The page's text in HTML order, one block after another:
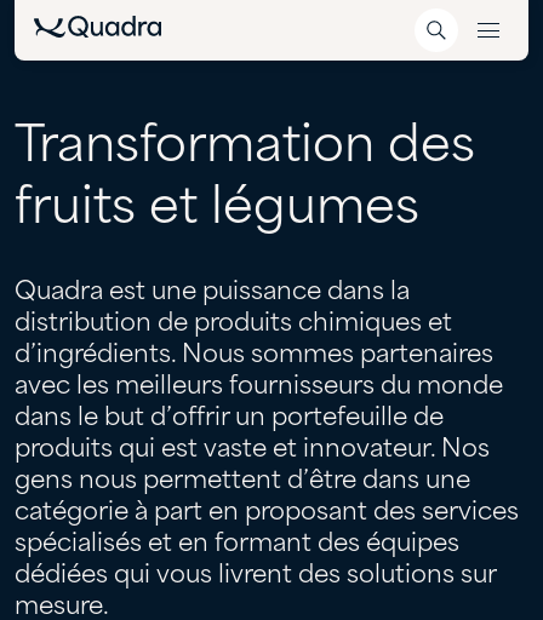
Transformation des
fruits et légumes
Quadra est une puissance dans la
distribution de produits chimiques et
d’ingrédients. Nous sommes partenaires
avec les meilleurs fournisseurs du monde
dans le but d’offrir un portefeuille de
produits qui est vaste et innovateur. Nos
gens nous permettent d’être dans une
catégorie à part en proposant des services
spécialisés et en formant des équipes
dédiées qui vous livrent des solutions sur
mesure.